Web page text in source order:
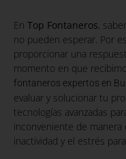
En Top Fontaneros,
no pueden esperar. Por
proporcionar una
momento en que
fontaneros expertos en
evaluar y solucionar tu
tecnologías avanzadas
inconveniente de
inactividad y el estrés